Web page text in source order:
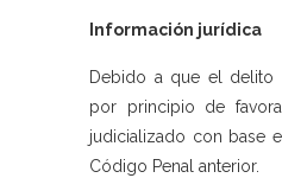
Información jurídica
Debido a que el delito
por principio de
judicializado con base
Código Penal anterior.